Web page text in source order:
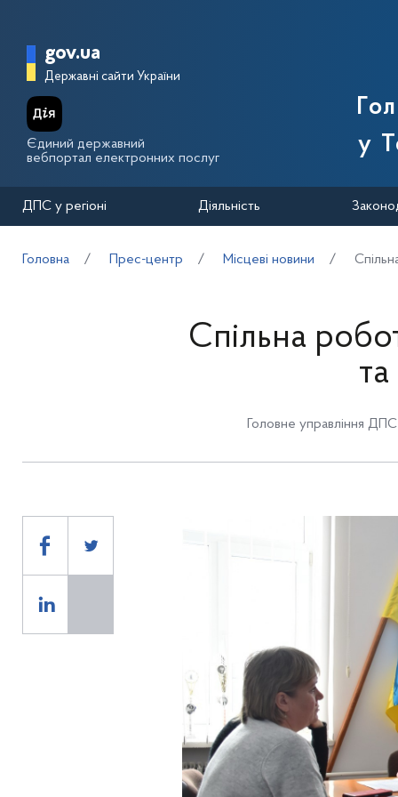
Головна сторінка Державної
gov.ua
Державні сайти України
Єдиний державний
вебпортал електронних послуг
у
ДПС у регіоні Діяльність
Головна Прес-центр Місцеві новини
Спільна
Головне управління ДПС